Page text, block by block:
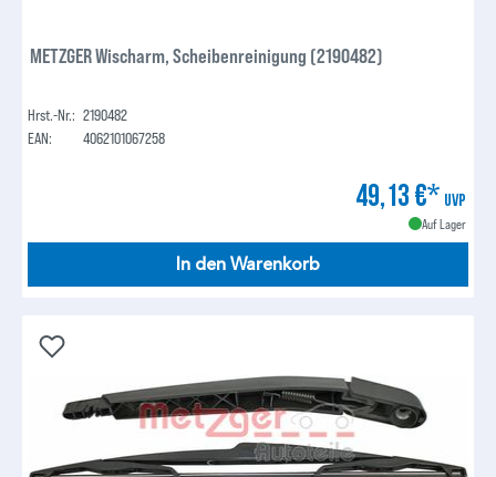
METZGER Wischarm, Scheibenreinigung (2190482)
Hrst.-Nr.: 2190482
EAN:
4062101067258
49,13 €* UVP
Auf Lager
In den Warenkorb